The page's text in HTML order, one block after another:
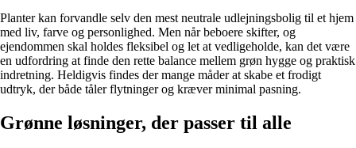
Planter kan forvandle selv den mest neutrale udlejningsbolig til et hjem
med liv, farve og personlighed. Men når beboere skifter, og
ejendommen skal holdes fleksibel og let at vedligeholde, kan det være
en udfordring at finde den rette balance mellem grøn hygge og praktisk
indretning. Heldigvis findes der mange måder at skabe et frodigt
udtryk, der både tåler flytninger og kræver minimal pasning.
Grønne løsninger, der passer til alle